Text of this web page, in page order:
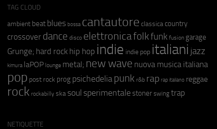
TAG CLOUD
ambient beat blues bossa cantautore classica country
crossover dance disco elettronicafolkfunk fusion garage
Grunge; hard rock hip hop indie indie pop italiani jazz
kimura laPOP lounge metal; new wave nuova musica italiana
pop post rock prog psichedeliapunk r&b rap rap italiano reggae
rock rockabilly ska soul sperimentale stoner swing trap
NETIQUETTE